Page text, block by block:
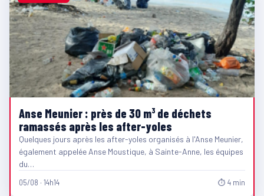
Anse Meunier : près de 30 m³ de déchets
ramassés après les after-yoles
Quelques jours après les after-yoles organisés à l'Anse Meunier,
également appelée Anse Moustique, à Sainte-Anne, les équipes
du…
05/08 · 14h14 ⏱ 4 min